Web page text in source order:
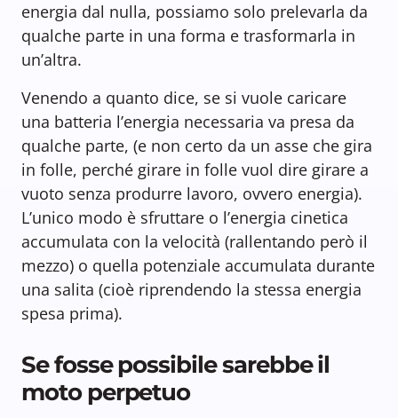
energia dal nulla, possiamo solo prelevarla da
qualche parte in una forma e trasformarla in
un’altra.
Venendo a quanto dice, se si vuole caricare
una batteria l’energia necessaria va presa da
qualche parte, (e non certo da un asse che gira
in folle, perché girare in folle vuol dire girare a
vuoto senza produrre lavoro, ovvero energia).
L’unico modo è sfruttare o l’energia cinetica
accumulata con la velocità (rallentando però il
mezzo) o quella potenziale accumulata durante
una salita (cioè riprendendo la stessa energia
spesa prima).
Se fosse possibile sarebbe il
moto perpetuo